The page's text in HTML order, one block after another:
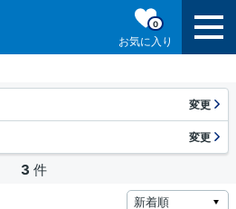
お気に入り
0
変更
変更
3 件